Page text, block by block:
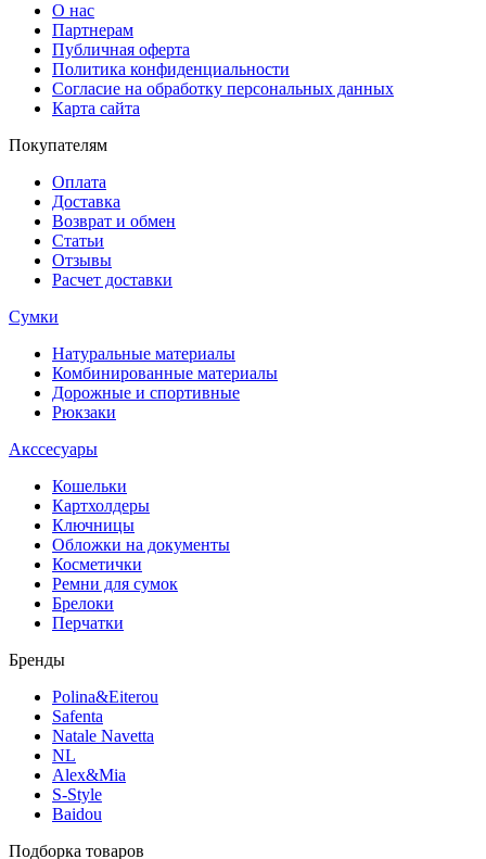
О нас
Партнерам
Публичная оферта
Политика конфиденциальности
Согласие на обработку персональных данных
Карта сайта
Покупателям
Оплата
Доставка
Возврат и обмен
Статьи
Отзывы
Расчет доставки
Сумки
Натуральные материалы
Комбинированные материалы
Дорожные и спортивные
Рюкзаки
Акссесуары
Кошельки
Картхолдеры
Ключницы
Обложки на документы
Косметички
Ремни для сумок
Брелоки
Перчатки
Бренды
Polina&Eiterou
Safenta
Natale Navetta
NL
Alex&Mia
S-Style
Baidou
Подборка товаров